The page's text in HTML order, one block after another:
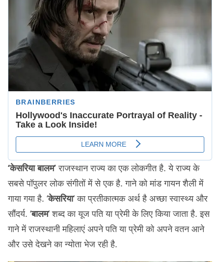
‘केसरिया बालम’राजस्थान राज्य का एक लोकगीत है. ये राज्य के
सबसे पॉपुलर लोक संगीतों में से एक है. गाने को मांड गायन शैली में
गाया गया है. ‘केसरिया‘ का प्रतीकात्मक अर्थ है अच्छा स्वास्थ्य और
सौंदर्य. ‘बालम‘ शब्द का यूज पति या प्रेमी के लिए किया जाता है. इस
गाने में राजस्थानी महिलाएं अपने पति या प्रेमी को अपने वतन आने
और उसे देखने का न्योता भेज रही है.